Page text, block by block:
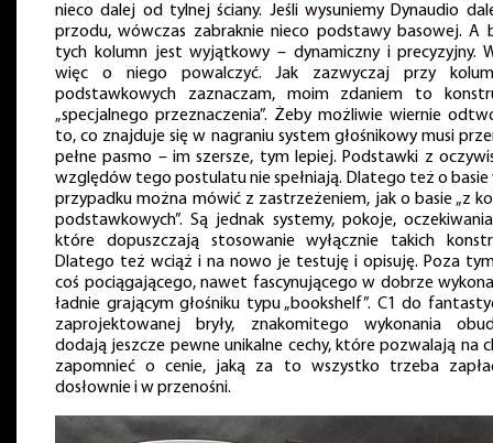
nieco dalej od tylnej ściany. Jeśli wysuniemy Dynaudio
przodu, wówczas zabraknie nieco podstawy basowej. A
tych kolumn jest wyjątkowy – dynamiczny i precyzyjny.
więc o niego powalczyć. Jak zazwyczaj przy
podstawkowych zaznaczam, moim zdaniem to
„specjalnego przeznaczenia”. Żeby możliwie wiernie
to, co znajduje się w nagraniu system głośnikowy musi
pełne pasmo – im szersze, tym lepiej. Podstawki z
względów tego postulatu nie spełniają. Dlatego też o basie
przypadku można mówić z zastrzeżeniem, jak o basie „z
podstawkowych”. Są jednak systemy, pokoje,
które dopuszczają stosowanie wyłącznie takich
Dlatego też wciąż i na nowo je testuję i opisuję. Poza
coś pociągającego, nawet fascynującego w dobrze
ładnie grającym głośniku typu „bookshelf”. C1 do
zaprojektowanej bryły, znakomitego wykonania
dodają jeszcze pewne unikalne cechy, które pozwalają na
zapomnieć o cenie, jaką za to wszystko trzeba
dosłownie i w przenośni.